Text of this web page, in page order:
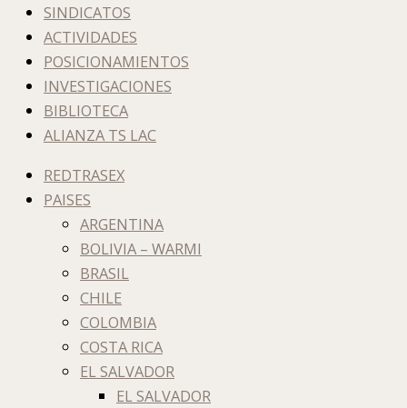
SINDICATOS
ACTIVIDADES
POSICIONAMIENTOS
INVESTIGACIONES
BIBLIOTECA
ALIANZA TS LAC
REDTRASEX
PAISES
ARGENTINA
BOLIVIA – WARMI
BRASIL
CHILE
COLOMBIA
COSTA RICA
EL SALVADOR
EL SALVADOR